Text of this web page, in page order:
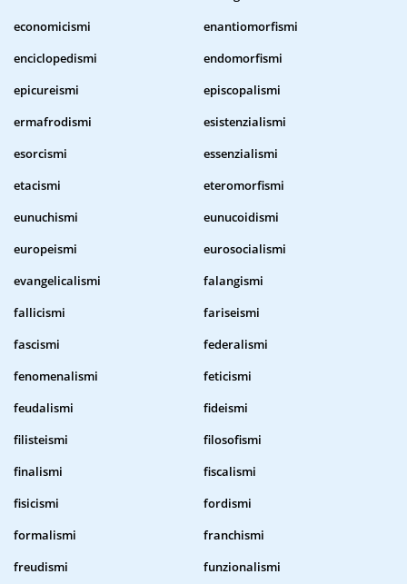
economicismi
enantiomorfismi
enciclopedismi
endomorfismi
epicureismi
episcopalismi
ermafrodismi
esistenzialismi
esorcismi
essenzialismi
etacismi
eteromorfismi
eunuchismi
eunucoidismi
europeismi
eurosocialismi
evangelicalismi
falangismi
fallicismi
fariseismi
fascismi
federalismi
fenomenalismi
feticismi
feudalismi
fideismi
filisteismi
filosofismi
finalismi
fiscalismi
fisicismi
fordismi
formalismi
franchismi
freudismi
funzionalismi